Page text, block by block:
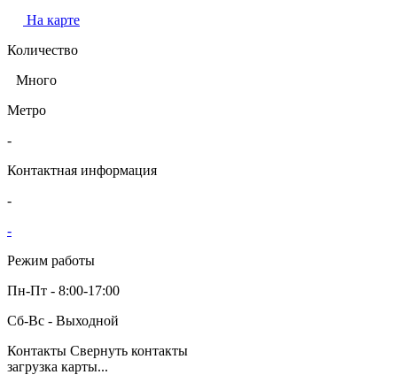
На карте
Количество
Много
Метро
-
Контактная информация
-
-
Режим работы
Пн-Пт - 8:00-17:00
Сб-Вс - Выходной
Контакты Свернуть контакты
загрузка карты...